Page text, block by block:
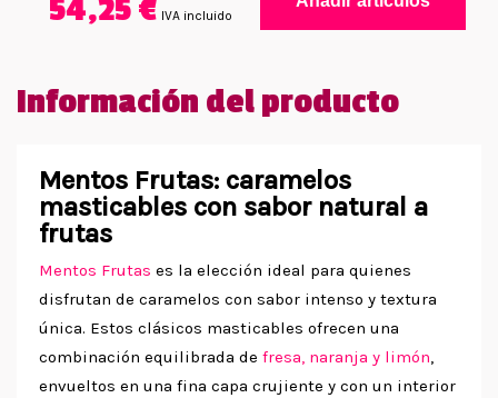
54,25 € IVA incluido
Información del producto
Mentos Frutas: caramelos
masticables con sabor natural a
frutas
Mentos Frutas es la elección ideal para quienes
disfrutan de caramelos con sabor intenso y textura
única. Estos clásicos masticables ofrecen una
combinación equilibrada de fresa, naranja y limón,
envueltos en una fina capa crujiente y con un interior